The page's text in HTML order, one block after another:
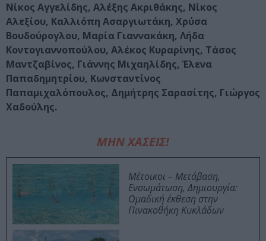
Νίκος Αγγελίδης, Αλέξης Ακριθάκης, Νίκος
Αλεξίου, Καλλιόπη Ασαργιωτάκη, Χρύσα
Βουδούρογλου, Μαρία Γιαννακάκη, Λήδα
Κοντογιαννοπούλου, Αλέκος Κυραρίνης, Τάσος
Μαντζαβίνος, Γιάννης Μιχαηλίδης, Έλενα
Παπαδημητρίου, Κωνσταντίνος
Παπαμιχαλόπουλος, Δημήτρης Σαρασίτης, Γιώργος
Χαδούλης.
ΜΗΝ ΧΑΣΕΙΣ!
Μέτοικοι – Μετάβαση,
Ενσωμάτωση, Δημιουργία:
Ομαδική έκθεση στην
Πινακοθήκη Κυκλάδων